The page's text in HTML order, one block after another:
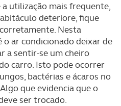
utilização mais frequente,
deteriore, fique
Nesta
ar condicionado deixar de
a sentir-se um cheiro
carro. Isto pode ocorrer
bactérias e ácaros no
que evidencia que o
ser trocado.